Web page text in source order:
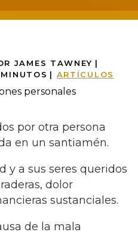
JAMES TAWNEY |
MINUTOS | ARTÍCULOS
por otra persona
en un santiamén.
y a sus seres queridos
dolor
sustanciales.
de la mala